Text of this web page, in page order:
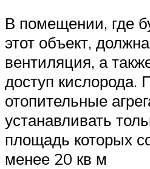
В помещении, где
этот объект,
вентиляция, а
доступ кислорода.
отопительные
устанавливать
площадь которых
менее 20 кв м